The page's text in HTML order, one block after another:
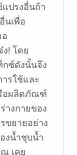
ปรงอื่นถ้า
นเพื่อ
! โดย
กซ์ดังนั้นจึง
รใช้และ
อผลิตภัณฑ์
งกายของ
ขยายอย่าง
งน้ำชุบน้ำ
เคย